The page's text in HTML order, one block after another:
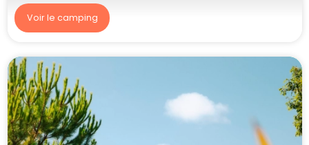
Voir le camping